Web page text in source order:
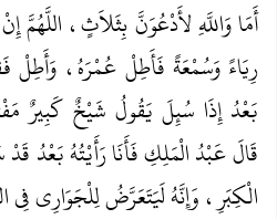
أَمَا وَاللَّهِ لأَدْعُوَنَّ بِثَلاَثٍ، اللَّهُمَّ
رِيَاءً وَسُمْعَةً فَأَطِلْ عُمْرَهُ، وَأَطِلْ
بَعْدُ إِذَا سُئِلَ يَقُولُ شَيْخٌ كَبِيرٌ
قَالَ عَبْدُ الْمَلِكِ فَأَنَا رَأَيْتُهُ بَعْدُ
الْكِبَرِ، وَإِنَّهُ لَيَتَعَرَّضُ لِلْجَوَارِي